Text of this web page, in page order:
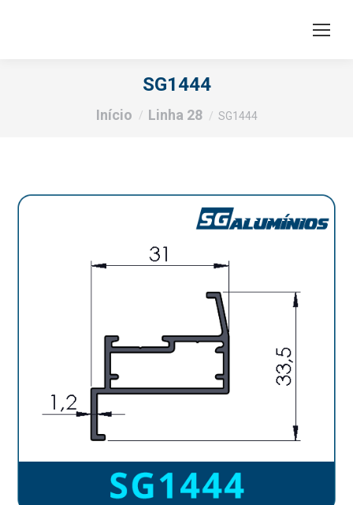
SG1444
Você está aqui:
Início Linha 28 SG1444